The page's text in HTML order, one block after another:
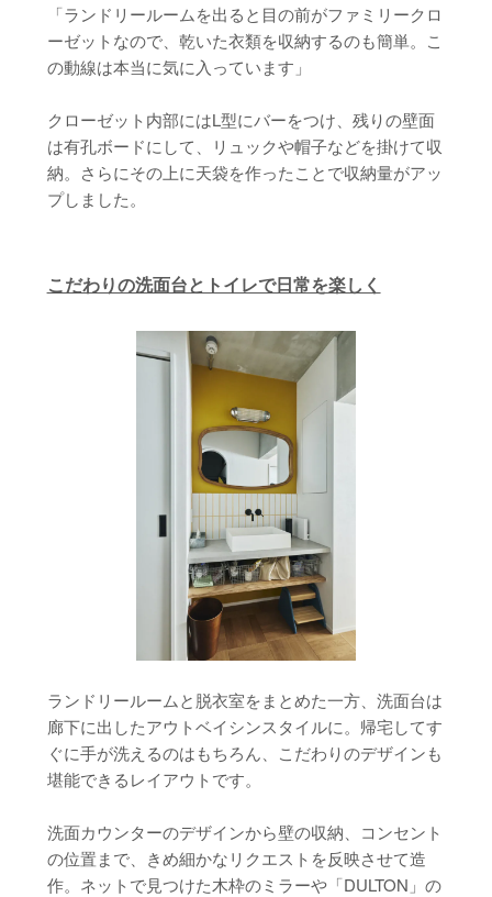
「ランドリールームを出ると目の前がファミリークロ
ーゼットなので、乾いた衣類を収納するのも簡単。こ
の動線は本当に気に入っています」
クローゼット内部にはL型にバーをつけ、残りの壁面
は有孔ボードにして、リュックや帽子などを掛けて収
納。さらにその上に天袋を作ったことで収納量がアッ
プしました。
こだわりの洗面台とトイレで日常を楽しく
ランドリールームと脱衣室をまとめた一方、洗面台は
廊下に出したアウトベイシンスタイルに。帰宅してす
ぐに手が洗えるのはもちろん、こだわりのデザインも
堪能できるレイアウトです。
洗面カウンターのデザインから壁の収納、コンセント
の位置まで、きめ細かなリクエストを反映させて造
作。ネットで見つけた木枠のミラーや「DULTON」の